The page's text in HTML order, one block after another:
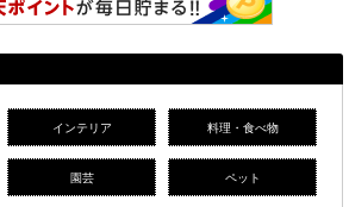
インテリア 料理・食べ物
園芸 ペット